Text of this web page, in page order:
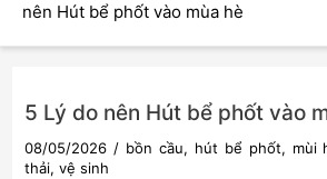
nên Hút bể phốt vào mùa hè
5 Lý do nên Hút bể phốt vào
08/05/2026/ bồn cầu, hút bể phốt, mùi
thải, vệ sinh